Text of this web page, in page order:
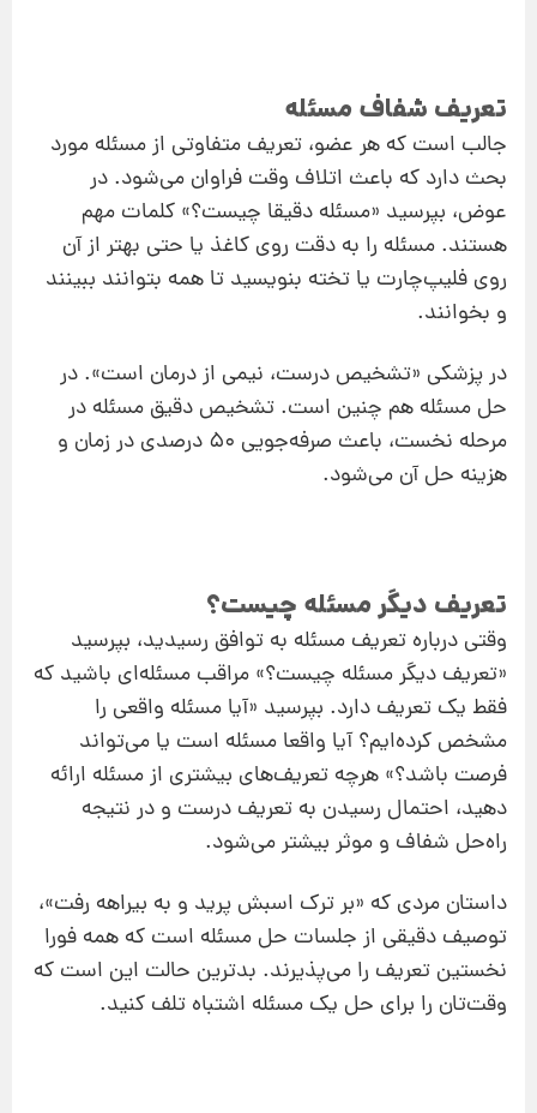
تعریف شفاف مسئله
جالب است که هر عضو، تعریف متفاوتی از مسئله مورد
بحث دارد که باعث اتلاف وقت فراوان می‌شود. در
عوض، بپرسید «مسئله دقیقا چیست؟» کلمات مهم
هستند. مسئله را به دقت روی کاغذ یا حتی بهتر از آن
روی فلیپ‌چارت یا تخته بنویسید تا همه بتوانند ببینند
و بخوانند.
در پزشکی «تشخیص درست، نیمی از درمان است». در
حل مسئله هم‌ چنین است. تشخیص دقیق مسئله در
مرحله نخست، باعث صرفه‌جویی 50 درصدی در زمان و
هزینه حل آن می‌شود.
تعریف دیگر مسئله چیست؟
وقتی درباره تعریف مسئله به توافق رسیدید، بپرسید
«تعریف دیگر مسئله چیست؟» مراقب مسئله‌ای باشید که
فقط یک تعریف دارد. بپرسید «آیا مسئله واقعی را
مشخص کرده‌ایم؟ آیا واقعا مسئله است یا می‌تواند
فرصت باشد؟» هرچه تعریف‌های بیشتری از مسئله ارائه
دهید، احتمال رسیدن به تعریف درست و در نتیجه
راه‌حل شفاف و موثر بیشتر می‌شود.
داستان مردی که «بر ترک اسبش پرید و به بیراهه رفت»،
توصیف دقیقی از جلسات حل مسئله است که همه فورا
نخستین تعریف را می‌پذیرند. بدترین حالت این است که
وقت‌تان را برای حل یک مسئله اشتباه تلف کنید.